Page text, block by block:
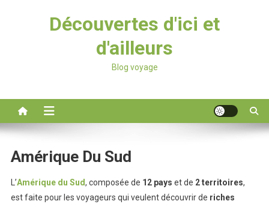
Découvertes d'ici et
d'ailleurs
Blog voyage
Amérique Du Sud
L’Amérique du Sud, composée de 12 pays et de 2 territoires,
est faite pour les voyageurs qui veulent découvrir de riches